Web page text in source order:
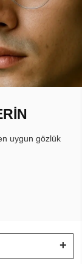
uygun gözlük